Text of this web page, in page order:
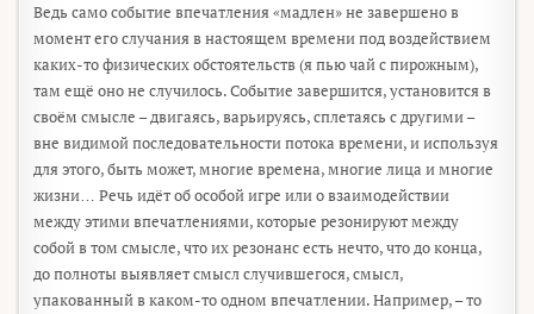
Ведь само событие впечатления «мадлен» не завершено в
момент его случания в настоящем времени под воздействием
каких-то физических обстоятельств (я пью чай с пирожным),
там ещё оно не случилось. Событие завершится, установится в
своём смысле – двигаясь, варьируясь, сплетаясь с другими –
вне видимой последовательности потока времени, и используя
для этого, быть может, многие времена, многие лица и многие
жизни… Речь идёт об особой игре или о взаимодействии
между этими впечатлениями, которые резонируют между
собой в том смысле, что их резонанс есть нечто, что до конца,
до полноты выявляет смысл случившегося, смысл,
упакованный в каком-то одном впечатлении. Например, – то